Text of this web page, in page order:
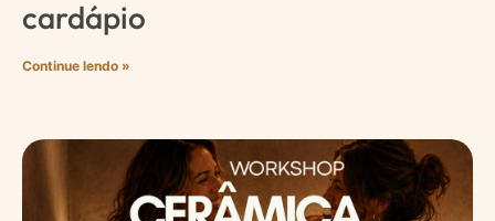
cardápio
Continue lendo »